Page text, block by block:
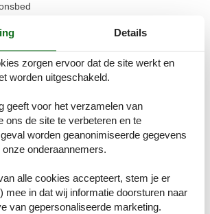
personen
personen
en koud water, Douche
Details
zorgen ervoor dat de site werkt en
worden uitgeschakeld.
geeft voor het verzamelen van
ons de site te verbeteren en te
worden geanonimiseerde gegevens
onderaannemers.
alle cookies accepteert, stem je er
mee in dat wij informatie doorsturen naar
van gepersonaliseerde marketing.